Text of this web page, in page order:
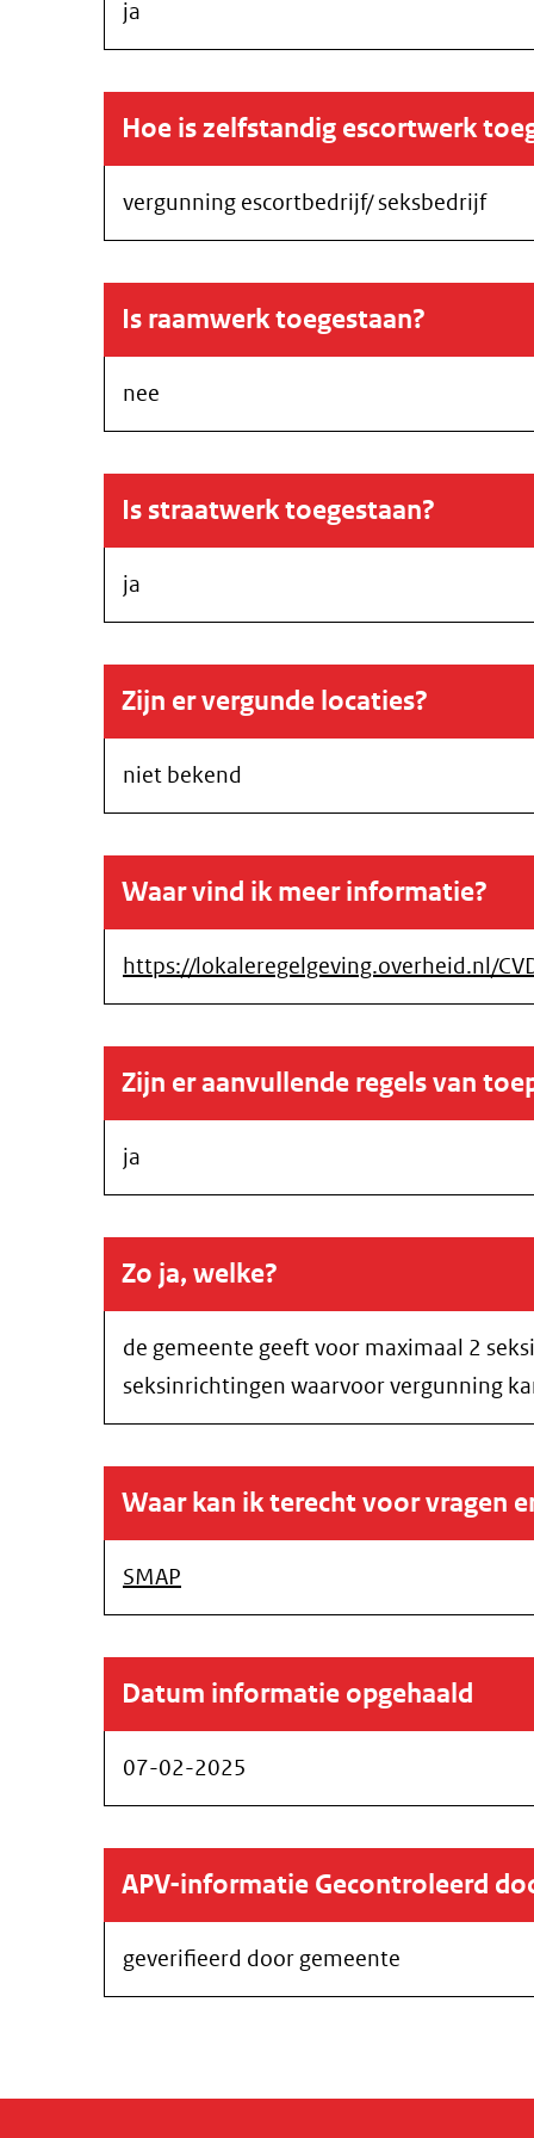
ja
Hoe is zelfstandig escortwerk
vergunning escortbedrijf/ seksbedrijf
Is raamwerk toegestaan?
nee
Is straatwerk toegestaan?
ja
Zijn er vergunde locaties?
niet bekend
Waar vind ik meer informatie?
https://lokaleregelgeving.overheid.nl/
Zijn er aanvullende regels van
ja
Zo ja, welke?
de gemeente geeft voor maximaal 2
seksinrichtingen waarvoor vergunning
Waar kan ik terecht voor vragen
SMAP
Datum informatie opgehaald
07-02-2025
APV-informatie Gecontroleerd
geverifieerd door gemeente